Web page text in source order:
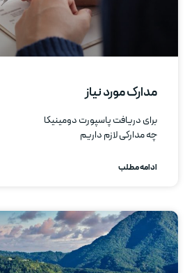
مدارک مورد نیاز
برای دریافت پاسپورت دومینیکا
چه مدارکی لازم داریم
ادامه مطلب